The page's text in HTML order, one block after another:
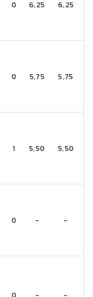
0 6,25 6,25
0 5,75 5,75
1 5,50 5,50
0 - -